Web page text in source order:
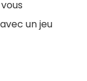
un jeu